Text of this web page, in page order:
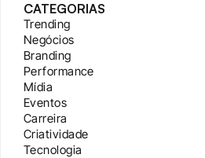
CATEGORIAS
Trending
Negócios
Branding
Performance
Mídia
Eventos
Carreira
Criatividade
Tecnologia